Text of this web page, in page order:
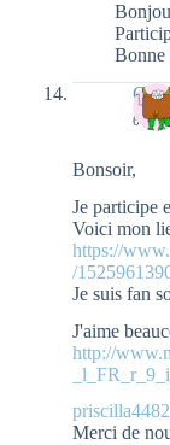
Bonne
6
Bonsoir,
Je participe
Voici mon
https://
/
Je suis fan
J'aime
http://
Merci de